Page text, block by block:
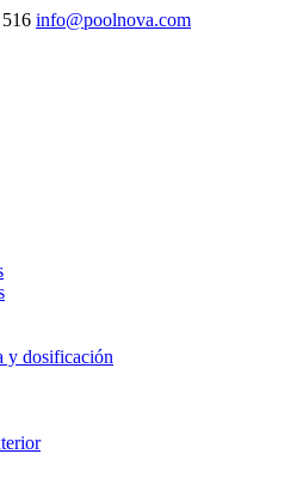
info@poolnova.com
y dosificación